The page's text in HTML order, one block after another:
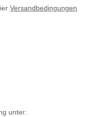
Versandbedingungen.
unter: